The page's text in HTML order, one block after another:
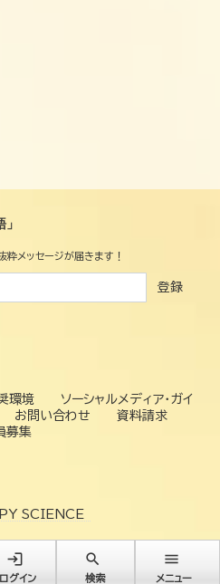
メッセージが届きます！
登録
環境
ソーシャルメディア・ガイ
お問い合わせ
資料請求
募集
SCIENCE
login
ログイン
search
検索
menu
メニュー